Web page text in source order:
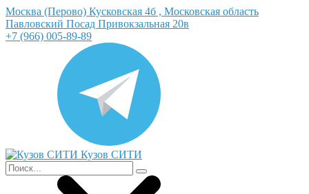
Москва (Перово) Кусковская 4б , Московская область
Павловский Посад Привокзальная 20в
+7 (966) 005-89-89
Кузов СИТИ